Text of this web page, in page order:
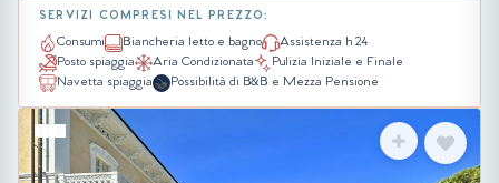
SERVIZI COMPRESI NEL PREZZO:
Consumi Biancheria letto e bagno
Assistenza h 24
Posto spiaggia
Aria Condizionata
Pulizia Iniziale e Finale
Navetta spiaggia
Possibilità di B&B e Mezza Pensione